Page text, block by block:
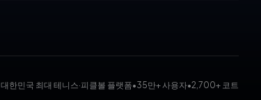
대한민국 최대 테니스·피클볼 플랫폼•35만+ 사용자•2,700+ 코트